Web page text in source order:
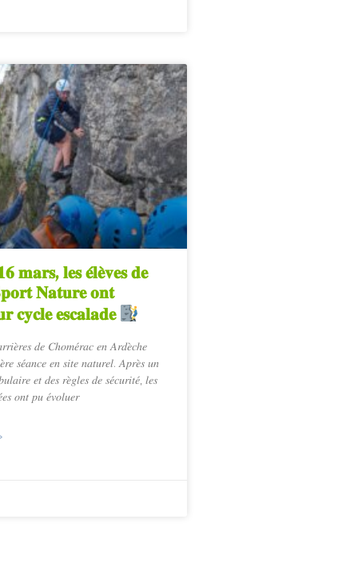
𝐦𝐚𝐫𝐬, 𝐥𝐞𝐬 𝐞́𝐥𝐞̀𝐯𝐞𝐬 𝐝𝐞
𝐍𝐚𝐭𝐮𝐫𝐞 𝐨𝐧𝐭
𝐜𝐲𝐜𝐥𝐞 𝐞𝐬𝐜𝐚𝐥𝐚𝐝𝐞
𝑑𝑒 𝐶ℎ𝑜𝑚𝑒́𝑟𝑎𝑐 𝑒𝑛 𝐴𝑟𝑑𝑒̀𝑐ℎ𝑒
𝑠𝑒́𝑎𝑛𝑐𝑒 𝑒𝑛 𝑠𝑖𝑡𝑒 𝑛𝑎𝑡𝑢𝑟𝑒𝑙. 𝐴𝑝𝑟𝑒̀𝑠 𝑢𝑛
𝑒𝑡 𝑑𝑒𝑠 𝑟𝑒̀𝑔𝑙𝑒𝑠 𝑑𝑒 𝑠𝑒́𝑐𝑢𝑟𝑖𝑡𝑒́, 𝑙𝑒𝑠
𝑜𝑛𝑡 𝑝𝑢 𝑒́𝑣𝑜𝑙𝑢𝑒𝑟